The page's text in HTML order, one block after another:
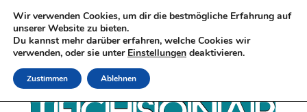
Wir verwenden Cookies, um dir die bestmögliche Erfahrung auf
unserer Website zu bieten.
Du kannst mehr darüber erfahren, welche Cookies wir
verwenden, oder sie unter Einstellungen deaktivieren.
Zustimmen Ablehnen